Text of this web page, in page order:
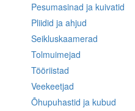
Pesumasinad ja kuivatid
Pliidid ja ahjud
Seikluskaamerad
Tolmuimejad
Tööriistad
Veekeetjad
Õhupuhastid ja kubud